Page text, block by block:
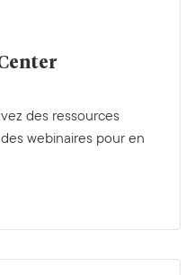
des ressources
webinaires pour en